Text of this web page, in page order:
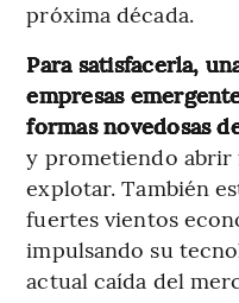
próxima década.
Para satisfacerla,
empresas
formas novedosas
y prometiendo
explotar. También
fuertes vientos
impulsando su
actual caída del